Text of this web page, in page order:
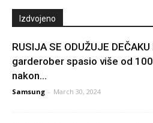
Izdvojeno
RUSIJA SE ODUŽUJE
garderober spasio više od
nakon...
Samsung - March 30, 2024